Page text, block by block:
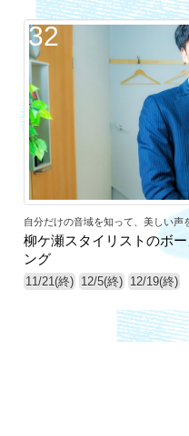
32
自分だけの音域を知って、美しい声
柳ケ瀬スタイリストのボ
ング
11/21(終) 12/5(終) 12/19(終)